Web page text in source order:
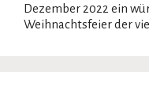
Dezember 2022 ein
Weihnachtsfeier der